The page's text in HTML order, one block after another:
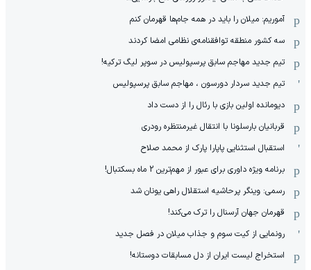
آموریم: میلان را باید در همه جام‌ها قهرمان کنم
سه کشور منطقه توافقنامه‌ی نظامی امضا کردند
تیم جدید مهاجم سابق پرسپولیس در سوپر لیگ ترکیه!
تیم جدید سردار دورسون ، مهاجم سابق پرسپولیس
دیومانده اولین بازی با رئال را از دست داد
قربانیان بارسلونا با انتقال غیرمنتظره رودری
استقبال استثنایی پاپارا پارک از محمد صلاح
برنامه ویژه داوری برای عبور از مهم‌ترین 2 ماه بسکتبال!
رسمی: وینگر پرحاشیه استقلال راهی یونان شد
قهرمان جهان آرسنال را ترک می‌کند!
رونمایی از کیت سوم و جذاب میلان در فصل جدید
استخراج لیست ایران از دل مسابقات دوستانه!